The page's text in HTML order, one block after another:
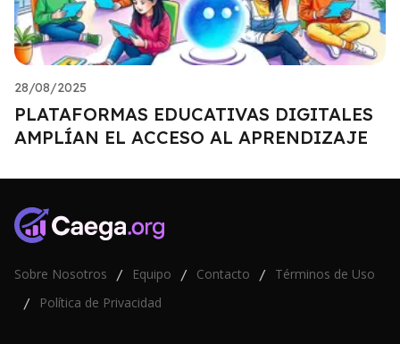
28/08/2025
PLATAFORMAS EDUCATIVAS DIGITALES
AMPLÍAN EL ACCESO AL APRENDIZAJE
Sobre Nosotros / Equipo / Contacto / Términos de Uso
/ Política de Privacidad